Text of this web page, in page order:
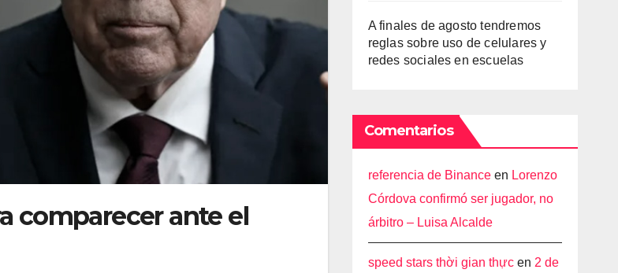
comparecer ante el
A finales de agosto tendremos
reglas sobre uso de celulares y
redes sociales en escuelas
Comentarios
referencia de Binanceen Lorenzo
Córdova confirmó ser jugador, no
árbitro – Luisa Alcalde
speed stars thời gian thựcen 2 de